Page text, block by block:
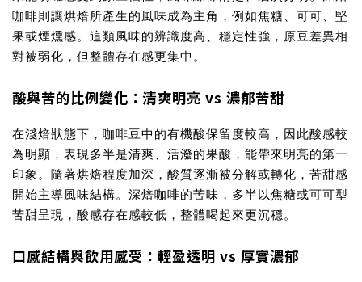
咖啡則讓烘焙所產生的風味成為主角，例如焦糖、可可、堅
果或煙燻感。這類風味的辨識度高、穩定性強，原豆差異相
對被弱化，但整體存在感更集中。
酸與苦的比例變化：清爽明亮 vs 濃郁苦甜
在淺焙狀態下，咖啡豆中的有機酸保留度較高，因此酸感較
為明顯，表現多半是清爽、活潑的果酸，能帶來明亮的第一
印象。隨著烘焙程度加深，酸質逐漸被分解或轉化，苦甜感
開始主導風味結構。深焙咖啡的苦味，多半以焦糖或可可型
苦甜呈現，酸感存在感較低，整體喝起來更沉穩。
口感結構與飲用感受：輕盈透明 vs 厚實濃郁